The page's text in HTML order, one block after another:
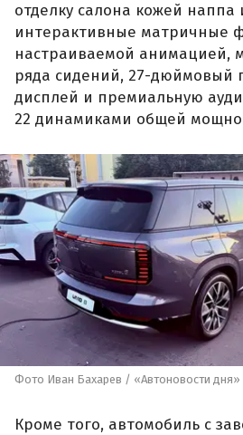
отделку салона кожей наппа
интерактивные матричные
настраиваемой анимацией,
ряда сидений, 27-дюймовый
дисплей и премиальную
22 динамиками общей
Фото Иван Бахарев / «Автоновости дня»
Кроме того, автомобиль с